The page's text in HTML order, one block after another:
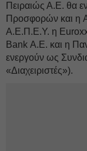
Πειραιώς Α.Ε. θα
Προσφορών και η
Α.Ε.Π.Ε.Υ. η
Bank Α.Ε. και η
ενεργούν ως
«Διαχειριστές»).